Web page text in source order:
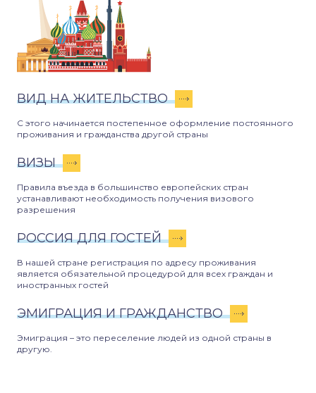
ВИД НА ЖИТЕЛЬСТВО
С этого начинается постепенное оформление постоянного
проживания и гражданства другой страны
ВИЗЫ
Правила въезда в большинство европейских стран
устанавливают необходимость получения визового
разрешения
РОССИЯ ДЛЯ ГОСТЕЙ
В нашей стране регистрация по адресу проживания
является обязательной процедурой для всех граждан и
иностранных гостей
ЭМИГРАЦИЯ И ГРАЖДАНСТВО
Эмиграция – это переселение людей из одной страны в
другую.